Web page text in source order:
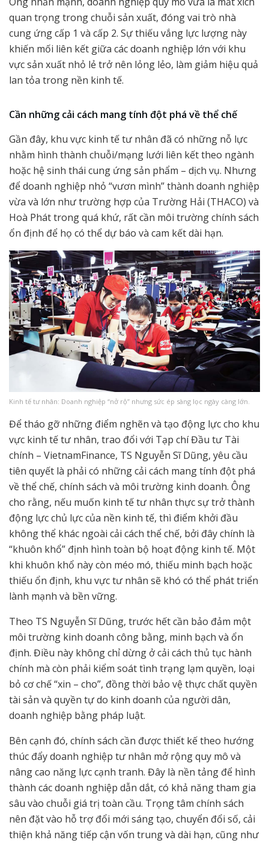
quan trọng trong chuỗi sản xuất, đóng vai trò nhà
cung ứng cấp 1 và cấp 2. Sự thiếu vắng lực lượng này
khiến mối liên kết giữa các doanh nghiệp lớn với khu
vực sản xuất nhỏ lẻ trở nên lỏng lẻo, làm giảm hiệu quả
lan tỏa trong nền kinh tế.
Cần những cải cách mang tính đột phá về thể chế
Gần đây, khu vực kinh tế tư nhân đã có những nỗ lực
nhằm hình thành chuỗi/mạng lưới liên kết theo ngành
hoặc hệ sinh thái cung ứng sản phẩm – dịch vụ. Nhưng
để doanh nghiệp nhỏ “vươn mình” thành doanh nghiệp
vừa và lớn như trường hợp của Trường Hải (THACO) và
Hoà Phát trong quá khứ, rất cần môi trường chính sách
ổn định để họ có thể dự báo và cam kết dài hạn.
Kinh tế tư nhân: Doanh nghiệp “nở rộ” nhưng sức ép sàng lọc ngày càng lớn.
Để tháo gỡ những điểm nghẽn và tạo động lực cho khu
vực kinh tế tư nhân, trao đổi với Tạp chí Đầu tư Tài
chính – VietnamFinance, TS Nguyễn Sĩ Dũng, yêu cầu
tiên quyết là phải có những cải cách mang tính đột phá
về thể chế, chính sách và môi trường kinh doanh. Ông
cho rằng, nếu muốn kinh tế tư nhân thực sự trở thành
động lực chủ lực của nền kinh tế, thì điểm khởi đầu
không thể khác ngoài cải cách thể chế, bởi đây chính là
“khuôn khổ” định hình toàn bộ hoạt động kinh tế. Một
khi khuôn khổ này còn méo mó, thiếu minh bạch hoặc
thiếu ổn định, khu vực tư nhân sẽ khó có thể phát triển
lành mạnh và bền vững.
Theo TS Nguyễn Sĩ Dũng, trước hết cần bảo đảm một
môi trường kinh doanh công bằng, minh bạch và ổn
định. Điều này không chỉ dừng ở cải cách thủ tục hành
chính mà còn phải kiểm soát tình trạng lạm quyền, loại
bỏ cơ chế “xin – cho”, đồng thời bảo vệ thực chất quyền
tài sản và quyền tự do kinh doanh của người dân,
doanh nghiệp bằng pháp luật.
Bên cạnh đó, chính sách cần được thiết kế theo hướng
thúc đẩy doanh nghiệp tư nhân mở rộng quy mô và
nâng cao năng lực cạnh tranh. Đây là nền tảng để hình
thành các doanh nghiệp dẫn dắt, có khả năng tham gia
sâu vào chuỗi giá trị toàn cầu. Trọng tâm chính sách
nên đặt vào hỗ trợ đổi mới sáng tạo, chuyển đổi số, cải
thiện khả năng tiếp cận vốn trung và dài hạn, cũng như